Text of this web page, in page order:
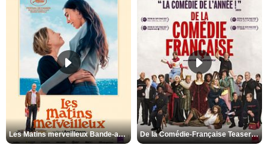
Les Matins merveilleux Bande-annonce VF De la Comédie-Française Teaser VF